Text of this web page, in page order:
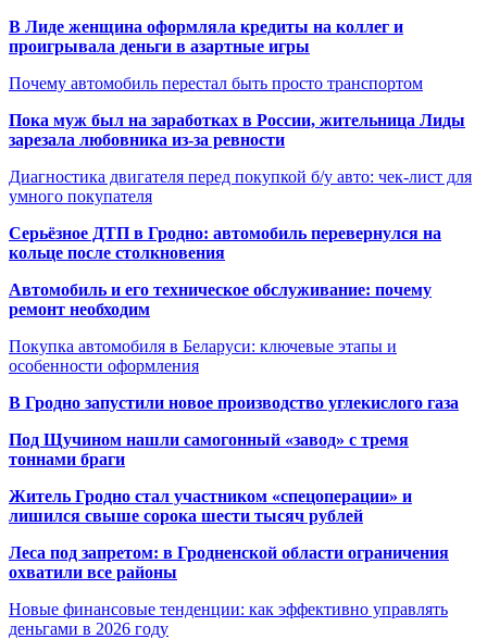
В Лиде женщина оформляла кредиты на коллег и
проигрывала деньги в азартные игры
Почему автомобиль перестал быть просто транспортом
Пока муж был на заработках в России, жительница Лиды
зарезала любовника из-за ревности
Диагностика двигателя перед покупкой б/у авто: чек-лист для
умного покупателя
Серьёзное ДТП в Гродно: автомобиль перевернулся на
кольце после столкновения
Автомобиль и его техническое обслуживание: почему
ремонт необходим
Покупка автомобиля в Беларуси: ключевые этапы и
особенности оформления
В Гродно запустили новое производство углекислого газа
Под Щучином нашли самогонный «завод» с тремя
тоннами браги
Житель Гродно стал участником «спецоперации» и
лишился свыше сорока шести тысяч рублей
Леса под запретом: в Гродненской области ограничения
охватили все районы
Новые финансовые тенденции: как эффективно управлять
деньгами в 2026 году